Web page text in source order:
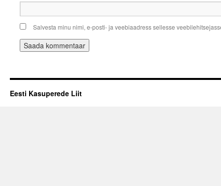
Salvesta minu nimi, e-posti- ja veebiaadress sellesse
Eesti Kasuperede Liit